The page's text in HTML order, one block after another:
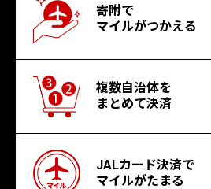
寄附で
マイルがつかえる
複数自治体を
まとめて決済
JALカード決済で
マイルがたまる